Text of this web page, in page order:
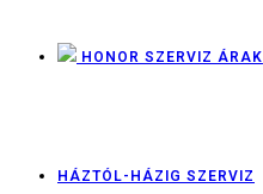
HONOR SZERVIZ ÁRAK
HÁZTÓL-HÁZIG SZERVIZ